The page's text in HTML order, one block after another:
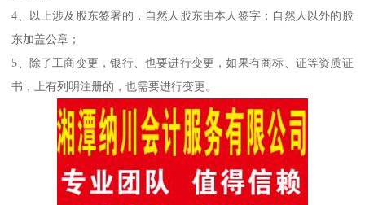
4、以上涉及股东签署的，自然人股东由本人签字；自然人以外的股
东加盖公章；
5、除了工商变更，银行、也要进行变更，如果有商标、证等资质证
书，上有列明注册的，也需要进行变更。